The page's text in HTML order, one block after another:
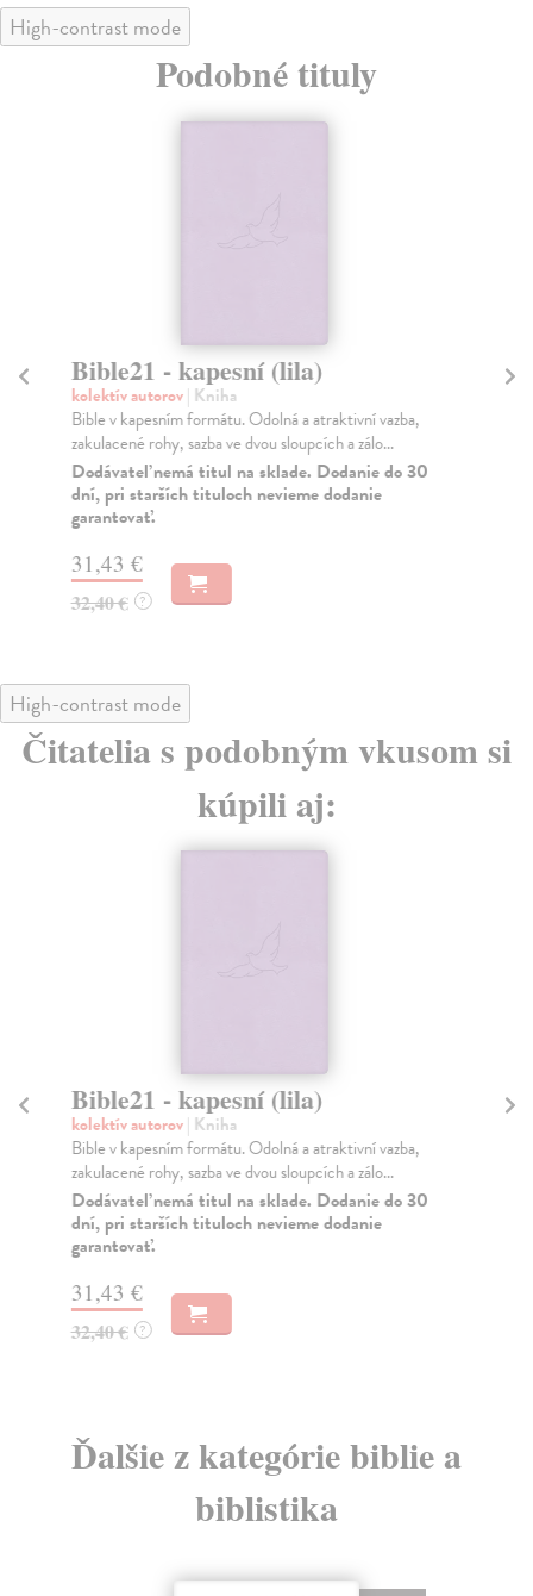
High-contrast mode
Podobné tituly
Bible21 - kapesní (lila)
kolektív autorov| Kniha
Bible v kapesním formátu. Odolná a atraktivní vazba,
zakulacené rohy, sazba ve dvou sloupcích a zálo...
Dodávateľ nemá titul na sklade. Dodanie do 30
dní, pri starších tituloch nevieme dodanie
garantovať.
31,43 €
32,40 € ?
High-contrast mode
Čitatelia s podobným vkusom si
kúpili aj:
Bible21 - kapesní (lila)
kolektív autorov| Kniha
Bible v kapesním formátu. Odolná a atraktivní vazba,
zakulacené rohy, sazba ve dvou sloupcích a zálo...
Dodávateľ nemá titul na sklade. Dodanie do 30
dní, pri starších tituloch nevieme dodanie
garantovať.
31,43 €
32,40 € ?
Ďalšie z kategórie biblie a
biblistika